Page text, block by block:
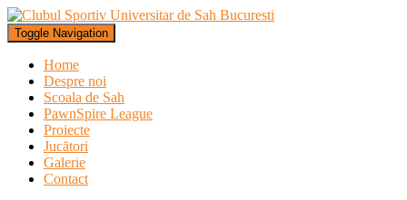
Toggle Navigation
Home
Despre noi
Scoala de Sah
PawnSpire League
Proiecte
Jucători
Galerie
Contact